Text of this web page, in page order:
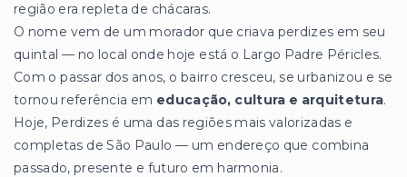
região era repleta de chácaras.
O nome vem de um morador que criava perdizes em seu
quintal — no local onde hoje está o Largo Padre Péricles.
Com o passar dos anos, o bairro cresceu, se urbanizou e se
tornou referência em educação, cultura e arquitetura.
Hoje, Perdizes é uma das regiões mais valorizadas e
completas de São Paulo — um endereço que combina
passado, presente e futuro em harmonia.